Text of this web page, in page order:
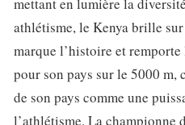
mettant en lumière la
athlétisme, le Kenya brille
marque l’histoire et
pour son pays sur le 5000
de son pays comme une
l’athlétisme. La championne